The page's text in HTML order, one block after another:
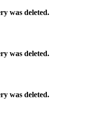
was deleted.
was deleted.
was deleted.